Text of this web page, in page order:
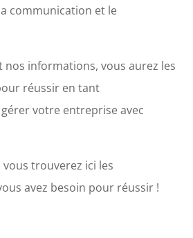
communication et le
nos informations, vous aurez les
réussir en tant
votre entreprise avec
trouverez ici les
avez besoin pour réussir !